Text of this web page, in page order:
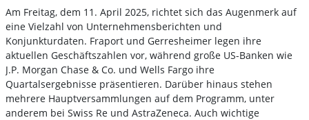
Am Freitag, dem 11. April 2025, richtet sich das Augenmerk auf
eine Vielzahl von Unternehmensberichten und
Konjunkturdaten. Fraport und Gerresheimer legen ihre
aktuellen Geschäftszahlen vor, während große US-Banken wie
J.P. Morgan Chase & Co. und Wells Fargo ihre
Quartalsergebnisse präsentieren. Darüber hinaus stehen
mehrere Hauptversammlungen auf dem Programm, unter
anderem bei Swiss Re und AstraZeneca. Auch wichtige